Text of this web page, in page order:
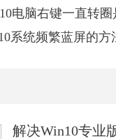
电脑右键一直转圈
系统频繁蓝屏的方
解决Win10专业